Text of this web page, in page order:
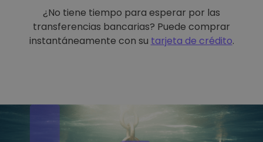
¿No tiene tiempo para esperar por las
transferencias bancarias? Puede comprar
instantáneamente con su tarjeta de crédito.